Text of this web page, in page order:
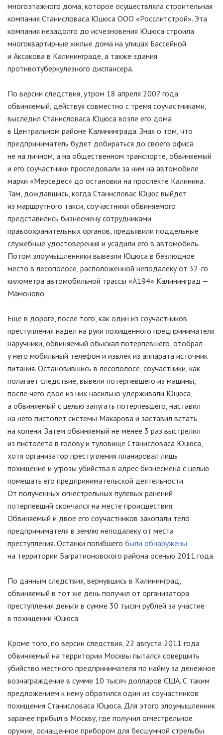
многоэтажного дома, которое осуществляла строительная
компания Станисловаса Юцюса ООО «Росслитстрой». Эта
компания незадолго до исчезновения Юцюса строила
многоквартирные жилые дома на улицах Бассейной
и Аксакова в Калининграде, а также здания
противотуберкулезного диспансера.
По версии следствия, утром 18 апреля 2007 года
обвиняемый, действуя совместно с тремя соучастниками,
выследил Станисловаса Юцюса возле его дома
в Центральном районе Калининграда. Зная о том, что
предприниматель будет добираться до своего офиса
не на личном, а на общественном транспорте, обвиняемый
и его соучастники проследовали за ним на автомобиле
марки «Мерседес» до остановки на проспекте Калинина.
Там, дождавшись, когда Станисловас Юцюс выйдет
из маршрутного такси, соучастники обвиняемого
представились бизнесмену сотрудниками
правоохранительных органов, предъявили поддельные
служебные удостоверения и усадили его в автомобиль.
Потом злоумышленники вывезли Юцюса в безлюдное
место в лесополосе, расположенной неподалеку от 32-го
километра автомобильной трассы «А194» Калининград —
Мамоново.
Еще в дороге, после того, как один из соучастников
преступления надел на руки похищенного предпринимателя
наручники, обвиняемый обыскал потерпевшего, отобрал
у него мобильный телефон и извлек из аппарата источник
питания. Остановившись в лесополосе, соучастники, как
полагает следствие, вывели потерпевшего из машины,
после чего двое из них насильно удерживали Юцюса,
а обвиняемый с целью запугать потерпевшего, наставил
на него пистолет системы Макарова и заставил встать
на колени. Затем обвиняемый не менее 3 раз выстрелил
из пистолета в голову и туловище Станисловаса Юцюса,
хотя организатор преступления планировал лишь
похищение и угрозы убийства в адрес бизнесмена с целью
помешать его предпринимательской деятельности.
От полученных огнестрельных пулевых ранений
потерпевший скончался на месте происшествия.
Обвиняемый и двое его соучастников закопали тело
предпринимателя в землю неподалеку от места
преступления. Останки погибшего были обнаружены
на территории Багратионовского района осенью 2011 года.
По данным следствия, вернувшись в Калининград,
обвиняемый в тот же день получил от организатора
преступления деньги в сумме 30 тысяч рублей за участие
в похищении Юцюса.
Кроме того, по версии следствия, 22 августа 2011 года
обвиняемый на территории Москвы пытался совершить
убийство местного предпринимателя по найму за денежное
вознаграждение в сумме 10 тысяч долларов США. С таким
предложением к нему обратился один из соучастников
похищения Станисловаса Юцюса. Для этого злоумышленник
заранее прибыл в Москву, где получил огнестрельное
оружие, оснащенное прибором для бесшумной стрельбы.